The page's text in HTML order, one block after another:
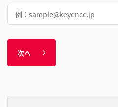
次へ